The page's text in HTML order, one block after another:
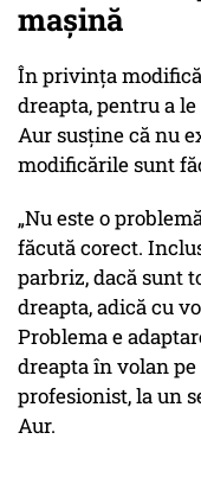
mașină
În privința
dreapta, pentru a
Aur susține că nu
modificările sunt
„Nu este o
făcută corect.
parbriz, dacă sunt
dreapta, adică cu
Problema e
dreapta în volan
profesionist, la un
Aur.